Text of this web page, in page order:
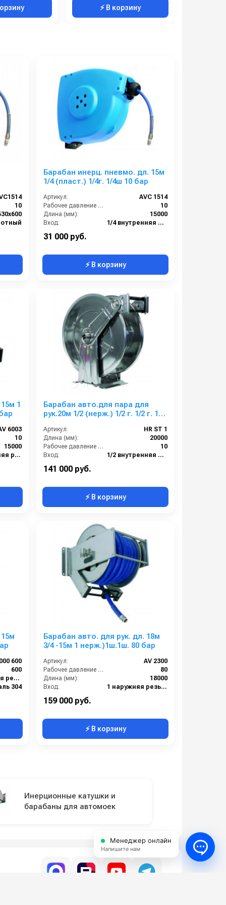
⚡ В корзину
10
Барабан инерц. пневмо. дл. 15м
1/4 (пласт.) 1/4г. 1/4ш 10 бар
Артикул:
AVC 1514
Рабочее давление (бар):
10
Длина (мм):
15000
Вход:
1/4 внутренняя резьба
31 000 руб.
⚡ В корзину
1
6003
10
15000
1 1/2 наружняя резьба
Барабан авто.для пара для
рук.20м 1/2 (нерж.) 1/2 г. 1/2 г. 10
Артикул:
HR ST 1
Длина (мм):
20000
Рабочее давление (бар):
10
Вход:
1/2 внутренняя резьба
141 000 руб.
⚡ В корзину
600
600
1/2 наружняя резьба
304
Барабан авто. для рук. дл. 18м
3/4 -15м 1 нерж.)1ш.1ш. 80 бар
Артикул:
AV 2300
Рабочее давление (бар):
80
Длина (мм):
18000
Вход:
1 наружняя резьба
159 000 руб.
⚡ В корзину
Инерционные катушки и
барабаны для автомоек
Менеджер онлайн
Напишите нам